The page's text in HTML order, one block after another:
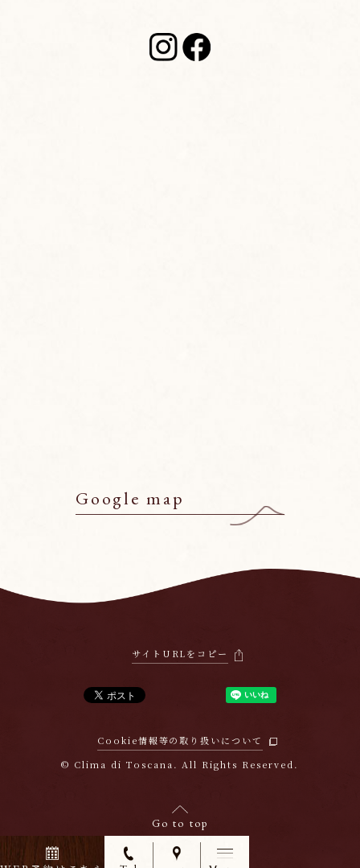
Google map
サイトURLをコピー
Cookie情報等の取り扱いについて
© Clima di Toscana. All Rights Reserved.
Go to top